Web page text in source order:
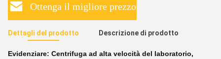
Ottenga il migliore prezzo
Dettagli del prodotto Descrizione di prodotto
Evidenziare: Centrifuga ad alta velocità del laboratorio,